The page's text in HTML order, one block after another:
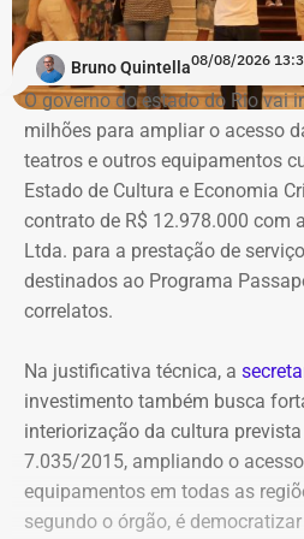
Travancas foi exonerado da
ano após dizer que o “Palácio
crime organizado”, em uma
“Pode Garotinho?”.
Viagens
acadêmico
Apenas no exercício de 2025,
Victor Travancas dispararam e
Madri, Nova York, Paris,
As justificativas oficiais para as
costumam citar cooperação
universidades e representação
próprios registros apresentam
cadastrais, endereços
dispositivos utilizados, histórico
administradores atuais e
meios de recuperação, contas
pagamento. Com isso, a Meta
elaborar uma tabela
compartilham telefones,
administradores, contas de
pagamento ou gerenciadores de
impulsionamentos e
criança como
As 31 publicações relacionadas
assuntos diversos. A lista inclui
Bruno Quintella08/08/2026
O governo do estado do Rio vai
milhões para ampliar o acesso
teatros e outros equipamentos
Estado de Cultura e Economia
contrato de R$ 12.978.000 com
Ltda. para a prestação de
destinados ao Programa
correlatos.
Na justificativa técnica, a
investimento também busca
interiorização da cultura
7.035/2015, ampliando o
equipamentos em todas as
segundo o órgão, é